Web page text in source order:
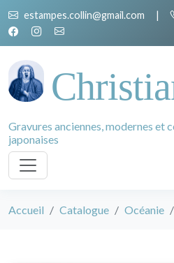
estampes.collin@gmail.com |
Gravures anciennes, modernes et
japonaises
Accueil Catalogue Océanie